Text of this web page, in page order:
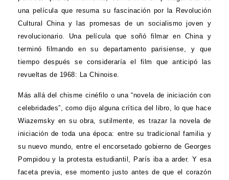
una película que resuma su fascinación por la Revolución
Cultural China y las promesas de un socialismo joven y
revolucionario. Una película que soñó filmar en China y
terminó filmando en su departamento parisiense, y que
tiempo después se consideraría el film que anticipó las
revueltas de 1968: La Chinoise.
Más allá del chisme cinéfilo o una “novela de iniciación con
celebridades”, como dijo alguna crítica del libro, lo que hace
Wiazemsky en su obra, sutilmente, es trazar la novela de
iniciación de toda una época: entre su tradicional familia y
su nuevo mundo, entre el encorsetado gobierno de Georges
Pompidou y la protesta estudiantil, París iba a arder. Y esa
faceta previa, ese momento justo antes de que el corazón